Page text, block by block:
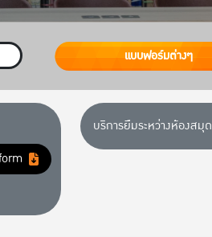
แบบฟอร์มต่างๆ
บริการยืมระหว่างห้องสมุด